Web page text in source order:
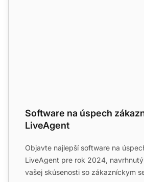
Software na úspech
LiveAgent
Objavte najlepší software na
LiveAgent pre rok 2024,
vašej skúsenosti so zákazníckym